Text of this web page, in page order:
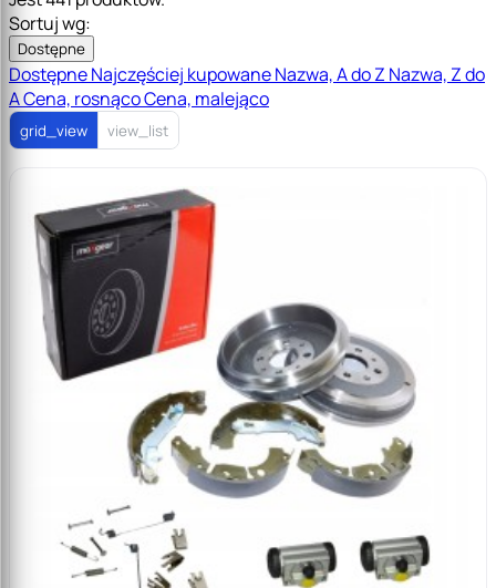
Sortuj wg:
Dostępne
DostępneNajczęściej kupowaneNazwa, A do Z Nazwa, Z do
ACena, rosnącoCena, malejąco
grid_view view_list